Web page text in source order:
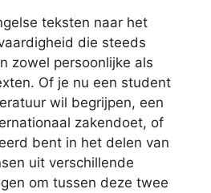
teksten naar het
die steeds
zowel persoonlijke als
Of je nu een student
wil begrijpen, een
zakendoet, of
bent in het delen van
uit verschillende
om tussen deze twee